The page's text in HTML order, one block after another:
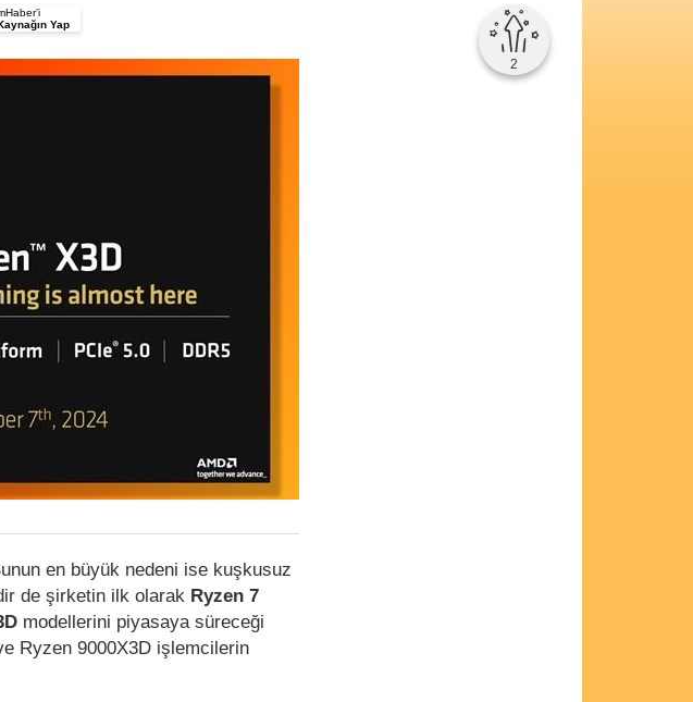
Yap
2
en büyük nedeni ise kuşkusuz
de şirketin ilk olarak Ryzen 7
modellerini piyasaya süreceği
Ryzen 9000X3D işlemcilerin